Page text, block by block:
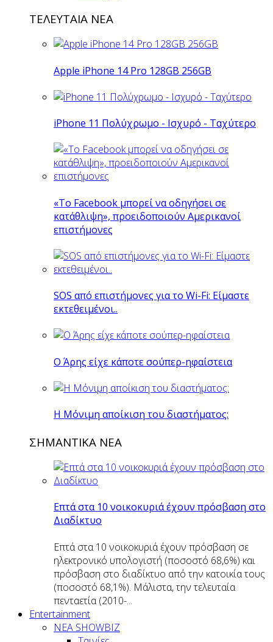
ΤΕΛΕΥΤΑΙΑ ΝΕΑ
Apple iPhone 14 Pro 128GB 256GB
iPhone 11 Πολύχρωμο - Ισχυρό - Ταχύτερο
«Το Facebook μπορεί να οδηγήσει σε
κατάθλιψη», προειδοποιούν Αμερικανοί
επιστήμονες
SOS από επιστήμονες για το Wi-Fi: Είμαστε
εκτεθειμένοι..
O Άρης είχε κάποτε σούπερ-ηφαίστεια
H Mόνιμη αποίκιση του διαστήματος:
ΣΗΜΑΝΤΙΚΑ ΝΕΑ
Επτά στα 10 νοικοκυριά έχουν πρόσβαση στο
Διαδίκτυο
Επτά στα 10 νοικοκυριά έχουν πρόσβαση σε
ηλεκτρονικό υπολογιστή (ποσοστό 68,6%) και
πρόσβαση στο διαδίκτυο από την κατοικία τους
(ποσοστό 68,1%). Μάλιστα, την τελευταία
πενταετία (2010-...
Entertainment
ΝΕΑ SHOWBIZ